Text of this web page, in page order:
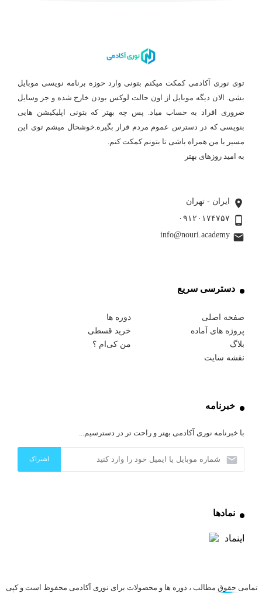
توی نوری آکادمی کمکت میکنم بتونی وارد حوزه برنامه نویسی موبایل
بشی. الان دیگه موبایل از اون حالت لوکس بودن خارج شده و جز وسایل
ضروری افراد به حساب میاد. پس چه بهتر که بتونی اپلیکیشن هایی
بنویسی که در دسترس عموم مردم قرار بگیره.خوشحال میشم توی این
مسیر با من همراه باشی تا بتونم کمکت کنم.
به امید روزهای بهتر
ایران - تهران
۰۹۱۲۰۱۷۴۷۵۷
info@nouri.academy
دسترسی سریع
صفحه اصلی
دوره ها
پروژه های آماده
خرید قسطی
بلاگ
من کی‌ام ؟
نقشه سایت
خبرنامه
با خبرنامه نوری آکادمی بهتر و راحت تر در دسترسیم...
نمادها
تمامی حقوق مطالب ، دوره ها و محصولات برای نوری آکادمی محفوظ است و کپی